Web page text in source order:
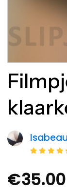
Isabeau
€35.00